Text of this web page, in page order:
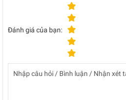
Đánh giá của bạn: